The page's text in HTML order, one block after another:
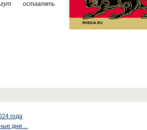
оставлять
года
дни…